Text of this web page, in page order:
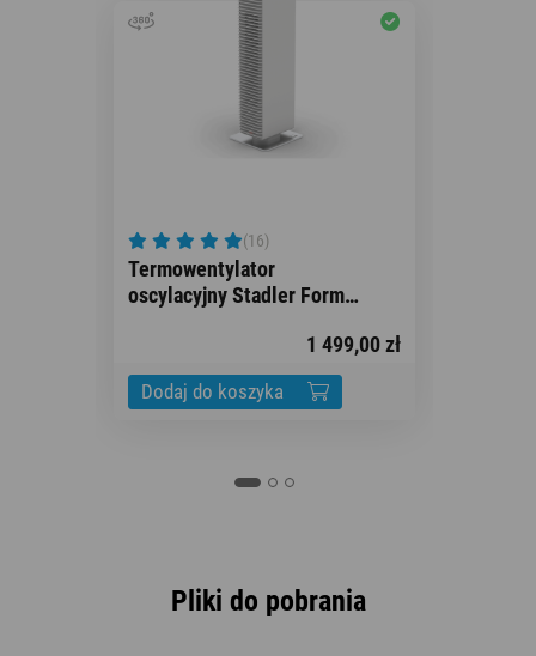
(16)
Termowentylator
oscylacyjny Stadler Form
1 499,00 zł
Dodaj do koszyka
Pliki do pobrania